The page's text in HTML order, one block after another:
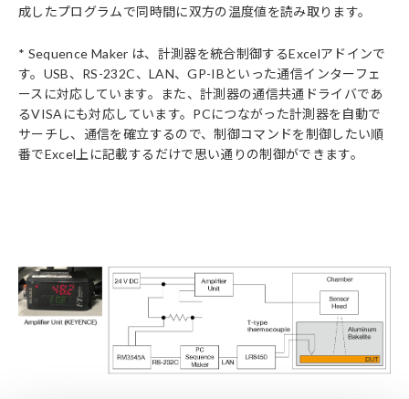
成したプログラムで同時間に双方の温度値を読み取ります。
* Sequence Maker は、計測器を統合制御するExcelアドインで
す。USB、RS-232C、LAN、GP-IBといった通信インターフェ
ースに対応しています。また、計測器の通信共通ドライバであ
るVISAにも対応しています。PCにつながった計測器を自動で
サーチし、通信を確立するので、制御コマンドを制御したい順
番でExcel上に記載するだけで思い通りの制御ができます。